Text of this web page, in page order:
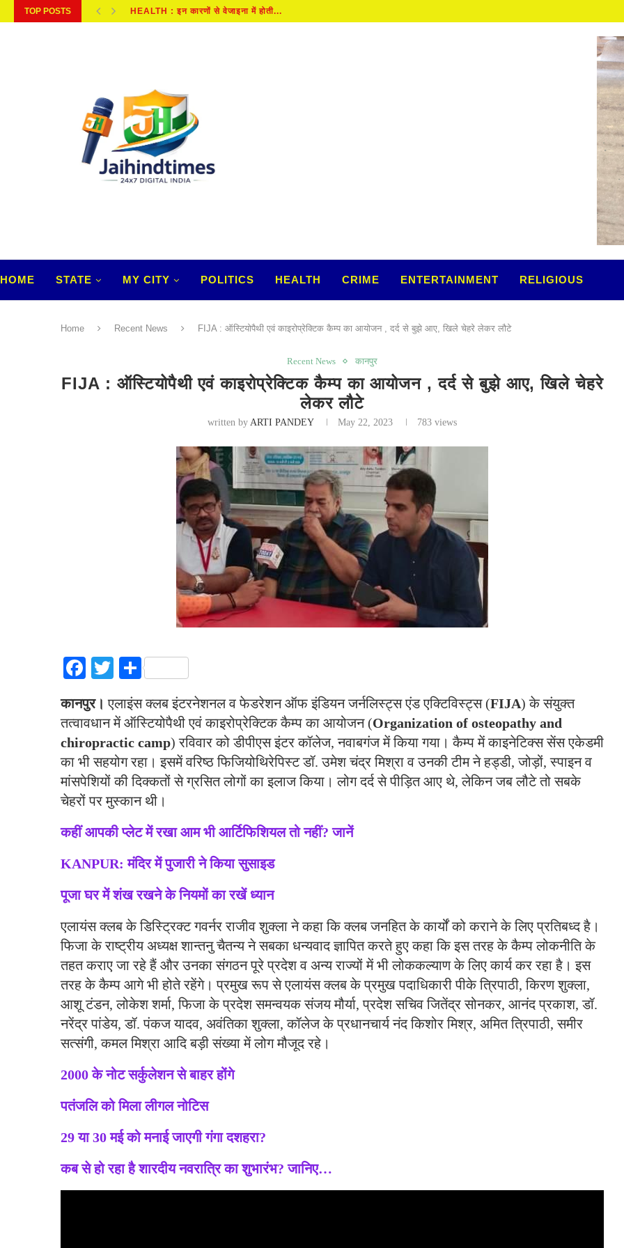
TOP POSTS
HEALTH: इन लक्षणों से पहचाने कहीं आप भी...
HOME STATE MY CITY POLITICS HEALTH CRIME ENTERTAINMENT RELIGIOUS
Home Recent News FIJA : ऑस्टियोपैथी एवं काइरोप्रेक्टिक कैम्प का आयोजन , दर्द से बुझे आए, खिले चेहरे लेकर लौटे
Recent News कानपुर
FIJA : ऑस्टियोपैथी एवं काइरोप्रेक्टिक कैम्प का आयोजन , दर्द से बुझे आए, खिले चेहरे
लेकर लौटे
written by ARTI PANDEY May 22, 2023 783views
Facebook
Twitter
Share
कानपुर। एलाइंस क्लब इंटरनेशनल व फेडरेशन ऑफ इंडियन जर्नलिस्ट्स एंड एक्टिविस्ट्स (FIJA) के संयुक्त
तत्वावधान में ऑस्टियोपैथी एवं काइरोप्रेक्टिक कैम्प का आयोजन (Organization of osteopathy and
chiropractic camp) रविवार को डीपीएस इंटर कॉलेज, नवाबगंज में किया गया। कैम्प में काइनेटिक्स सेंस एकेडमी
का भी सहयोग रहा। इसमें वरिष्ठ फिजियोथिरेपिस्ट डॉ. उमेश चंद्र मिश्रा व उनकी टीम ने हड्डी, जोड़ों, स्पाइन व
मांसपेशियों की दिक्कतों से ग्रसित लोगों का इलाज किया। लोग दर्द से पीड़ित आए थे, लेकिन जब लौटे तो सबके
चेहरों पर मुस्कान थी।
कहीं आपकी प्लेट में रखा आम भी आर्टिफिशियल तो नहीं? जानें
KANPUR: मंदिर में पुजारी ने किया सुसाइड
पूजा घर में शंख रखने के नियमों का रखें ध्यान
एलायंस क्लब के डिस्ट्रिक्ट गवर्नर राजीव शुक्ला ने कहा कि क्लब जनहित के कार्यों को कराने के लिए प्रतिबध्द है।
फिजा के राष्ट्रीय अध्यक्ष शान्तनु चैतन्य ने सबका धन्यवाद ज्ञापित करते हुए कहा कि इस तरह के कैम्प लोकनीति के
तहत कराए जा रहे हैं और उनका संगठन पूरे प्रदेश व अन्य राज्यों में भी लोककल्याण के लिए कार्य कर रहा है। इस
तरह के कैम्प आगे भी होते रहेंगे। प्रमुख रूप से एलायंस क्लब के प्रमुख पदाधिकारी पीके त्रिपाठी, किरण शुक्ला,
आशू टंडन, लोकेश शर्मा, फिजा के प्रदेश समन्वयक संजय मौर्या, प्रदेश सचिव जितेंद्र सोनकर, आनंद प्रकाश, डॉ.
नरेंद्र पांडेय, डॉ. पंकज यादव, अवंतिका शुक्ला, कॉलेज के प्रधानचार्य नंद किशोर मिश्र, अमित त्रिपाठी, समीर
सत्संगी, कमल मिश्रा आदि बड़ी संख्या में लोग मौजूद रहे।
2000 के नोट सर्कुलेशन से बाहर होंगे
पतंजलि को मिला लीगल नोटिस
29 या 30 मई को मनाई जाएगी गंगा दशहरा?
कब से हो रहा है शारदीय नवरात्रि का शुभारंभ? जानिए…